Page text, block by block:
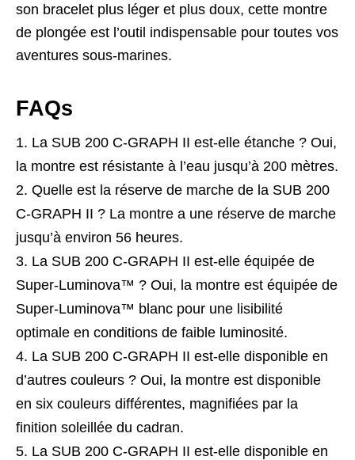
son bracelet plus léger et plus doux, cette montre
de plongée est l’outil indispensable pour toutes vos
aventures sous-marines.
FAQs
La SUB 200 C-GRAPH II est-elle étanche ? Oui,
la montre est résistante à l’eau jusqu’à 200 mètres.
Quelle est la réserve de marche de la SUB 200
C-GRAPH II ? La montre a une réserve de marche
jusqu’à environ 56 heures.
La SUB 200 C-GRAPH II est-elle équipée de
Super-Luminova™ ? Oui, la montre est équipée de
Super-Luminova™ blanc pour une lisibilité
optimale en conditions de faible luminosité.
La SUB 200 C-GRAPH II est-elle disponible en
d’autres couleurs ? Oui, la montre est disponible
en six couleurs différentes, magnifiées par la
finition soleillée du cadran.
La SUB 200 C-GRAPH II est-elle disponible en